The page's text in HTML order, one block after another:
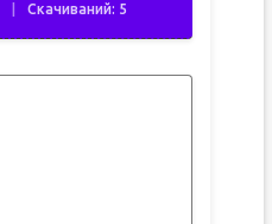
Скачиваний: 5